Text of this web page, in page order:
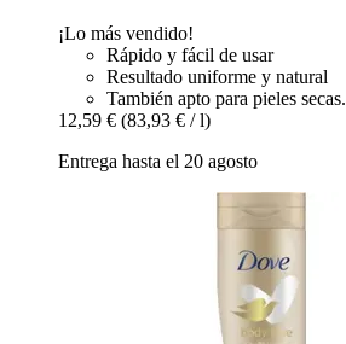
¡Lo más vendido!
Rápido y fácil de usar
Resultado uniforme y natural
También apto para pieles secas.
12,59 € (83,93 € / l)
Entrega hasta el 20 agosto